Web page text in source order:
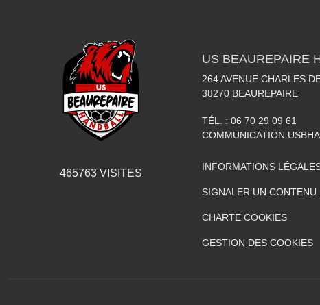
465763 VISITES
US BEAUREPAIRE
264 AVENUE CHARLES
38270 BEAUREPAIRE
TÉL. : 06 70 29 09 61
INFORMATIONS
SIGNALER UN CONTENU
CHARTE COOKIES
GESTION DES COOKIES